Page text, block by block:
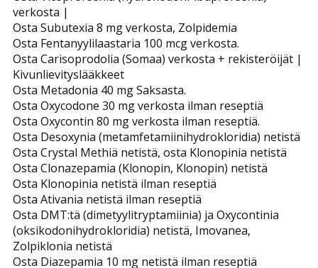
verkosta |
Osta Subutexia 8 mg verkosta, Zolpidemia
Osta Fentanyylilaastaria 100 mcg verkosta.
Osta Carisoprodolia (Somaa) verkosta + rekisteröijät |
Kivunlievityslääkkeet
Osta Metadonia 40 mg Saksasta.
Osta Oxycodone 30 mg verkosta ilman reseptiä
Osta Oxycontin 80 mg verkosta ilman reseptiä.
Osta Desoxynia (metamfetamiinihydrokloridia) netistä
Osta Crystal Methiä netistä, osta Klonopinia netistä
Osta Clonazepamia (Klonopin, Klonopin) netistä
Osta Klonopinia netistä ilman reseptiä
Osta Ativania netistä ilman reseptiä
Osta DMT:tä (dimetyylitryptamiinia) ja Oxycontinia
(oksikodonihydrokloridia) netistä, Imovanea,
Zolpiklonia netistä
Osta Diazepamia 10 mg netistä ilman reseptiä